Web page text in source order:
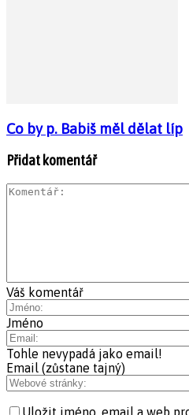
Co by p. Babiš měl dělat líp
Přidat komentář
Váš komentář
Jméno
Tohle nevypadá jako email!
Email (zůstane tajný)
Uložit jméno, email a web